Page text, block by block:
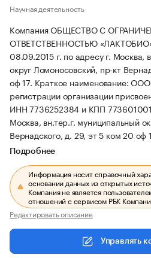
Научная деятельность
Компания ОБЩЕСТВО С
ОТВЕТСТВЕННОСТЬЮ «ЛАКТОБИО»
08.09.2015 г. по адресу г. Москва,
округ Ломоносовский, пр-кт
оф 17. Краткое наименование:
регистрации организации
ИНН 7736252384 и КПП
Москва, вн.тер.г. муниципальный
Вернадского, д. 29, эт 5 ком 20 оф
Подробнее
Информация носит справочный
основании данных из открытых
Компания не является
отношений с сервисом РБК
Редактировать описание
Управлять